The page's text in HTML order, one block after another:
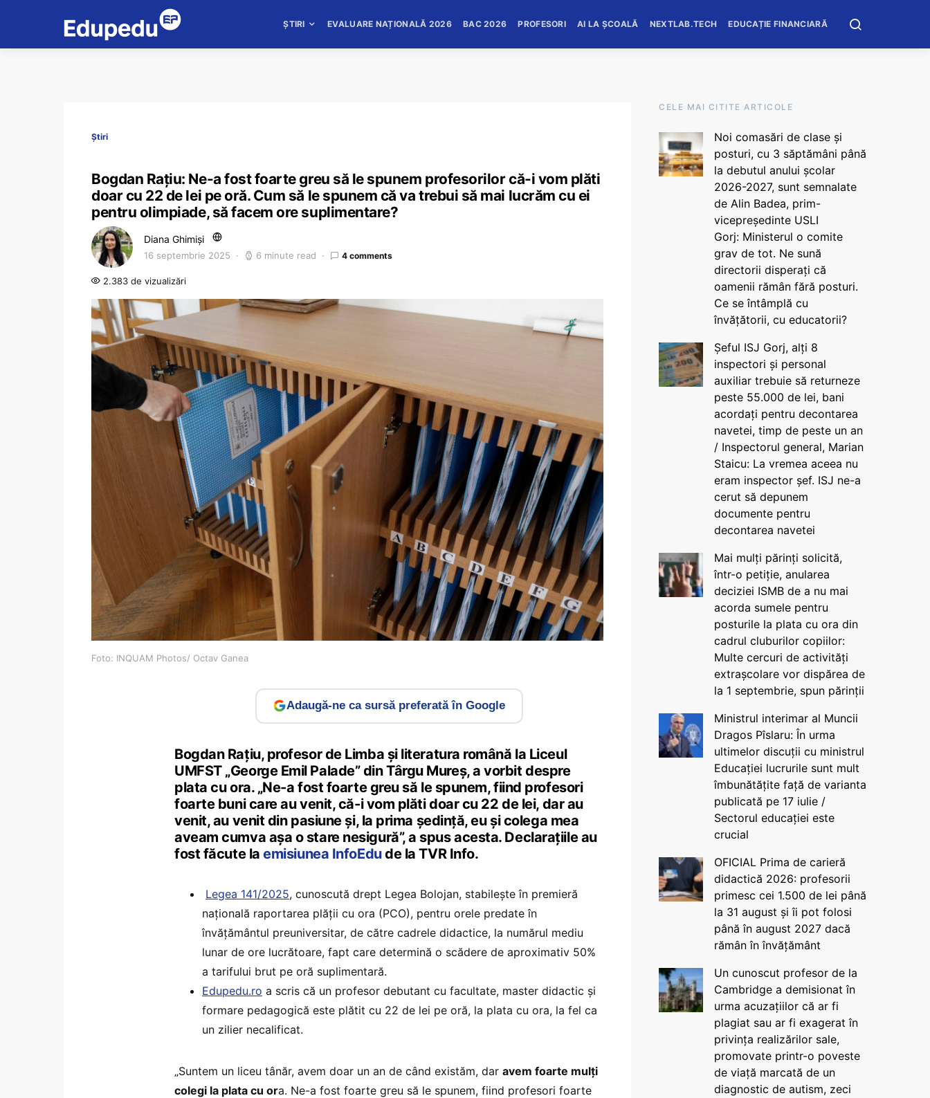
ȘTIRI EVALUARE NAȚIONALĂ 2026 BAC 2026 PROFESORI AI LA ȘCOALĂ NEXTLAB.TECH EDUCAȚIE FINANCIARĂ
Știri
Bogdan Rațiu: Ne-a fost foarte greu să le spunem profesorilor că-i vom plăti
doar cu 22 de lei pe oră. Cum să le spunem că va trebui să mai lucrăm cu ei
pentru olimpiade, să facem ore suplimentare?
Diana Ghimiși
16 septembrie 2025 6 minute read 4 comments
2.383 de vizualizări
Foto: INQUAM Photos/ Octav Ganea
Adaugă-ne ca sursă preferată în Google
Bogdan Rațiu, profesor de Limba și literatura română la Liceul
UMFST „George Emil Palade” din Târgu Mureș, a vorbit despre
plata cu ora. „Ne-a fost foarte greu să le spunem, fiind profesori
foarte buni care au venit, că-i vom plăti doar cu 22 de lei, dar au
venit, au venit din pasiune și, la prima ședință, eu și colega mea
aveam cumva așa o stare nesigură”, a spus acesta. Declarațiile au
fost făcute laemisiunea InfoEdude la TVR Info.
Legea 141/2025, cunoscută drept Legea Bolojan, stabilește în premieră
națională raportarea plății cu ora (PCO), pentru orele predate în
învățământul preuniversitar, de către cadrele didactice, la numărul mediu
lunar de ore lucrătoare, fapt care determină o scădere de aproximativ 50%
a tarifului brut pe oră suplimentară.
Edupedu.ro a scris că un profesor debutant cu facultate, master didactic și
formare pedagogică este plătit cu 22 de lei pe oră, la plata cu ora, la fel ca
un zilier necalificat.
„Suntem un liceu tânăr, avem doar un an de când existăm, dar avem foarte mulți
colegi la plata cu ora. Ne-a fost foarte greu să le spunem, fiind profesori foarte
CELE MAI CITITE ARTICOLE
Noi comasări de clase și
posturi, cu 3 săptămâni până
la debutul anului școlar
2026-2027, sunt semnalate
de Alin Badea, prim-
vicepreședinte USLI
Gorj: Ministerul o comite
grav de tot. Ne sună
directorii disperați că
oamenii rămân fără posturi.
Ce se întâmplă cu
învățătorii, cu educatorii?
Șeful ISJ Gorj, alți 8
inspectori și personal
auxiliar trebuie să returneze
peste 55.000 de lei, bani
acordați pentru decontarea
navetei, timp de peste un an
/ Inspectorul general, Marian
Staicu: La vremea aceea nu
eram inspector șef. ISJ ne-a
cerut să depunem
documente pentru
decontarea navetei
Mai mulți părinți solicită,
într-o petiție, anularea
deciziei ISMB de a nu mai
acorda sumele pentru
posturile la plata cu ora din
cadrul cluburilor copiilor:
Multe cercuri de activități
extrașcolare vor dispărea de
la 1 septembrie, spun părinții
Ministrul interimar al Muncii
Dragos Pîslaru: În urma
ultimelor discuții cu ministrul
Educației lucrurile sunt mult
îmbunătățite față de varianta
publicată pe 17 iulie /
Sectorul educației este
crucial
OFICIAL Prima de carieră
didactică 2026: profesorii
primesc cei 1.500 de lei până
la 31 august și îi pot folosi
până în august 2027 dacă
rămân în învățământ
Un cunoscut profesor de la
Cambridge a demisionat în
urma acuzațiilor că ar fi
plagiat sau ar fi exagerat în
privința realizărilor sale,
promovate printr-o poveste
de viață marcată de un
diagnostic de autism, zeci